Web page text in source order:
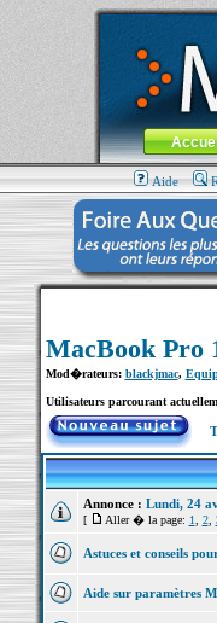
MacBook-fr.com : 100%
Aller au contenu-
Menu
Aide
MacBook Pro
Mod�rateurs: blackjmac,
Utilisateurs parcourant
Annonce : Lundi, 24
[ Aller � la page: 1 2,
Astuces et conseils
Aide sur paramètres